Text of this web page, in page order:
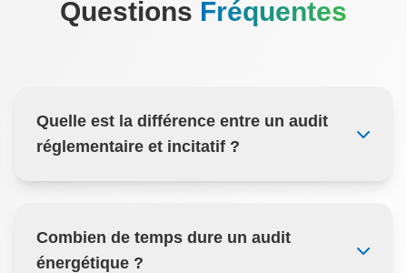
Questions Fréquentes
Quelle est la différence entre un audit
réglementaire et incitatif ?
Combien de temps dure un audit
énergétique ?